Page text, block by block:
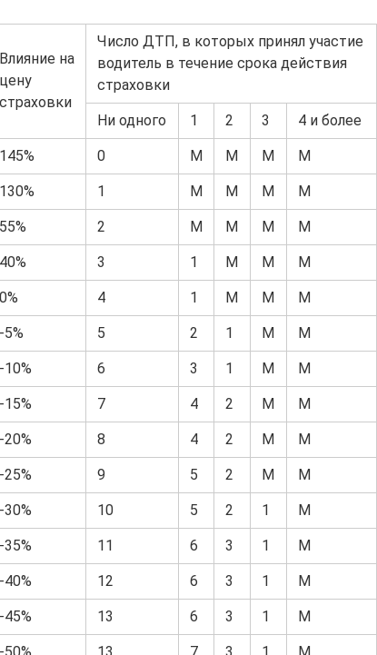
Влияние на
цену
страховки
Число ДТП, в которых принял участие
водитель в течение срока действия
страховки
Ни одного 1 2 3 4 и более
145% 0 М М М М
130% 1 М М М М
55% 2 М М М М
40% 3 1 М М М
0% 4 1 М М М
-5% 5 2 1 М М
-10% 6 3 1 М М
-15% 7 4 2 М М
-20% 8 4 2 М М
-25% 9 5 2 М М
-30% 10 5 2 1 М
-35% 11 6 3 1 М
-40% 12 6 3 1 М
-45% 13 6 3 1 М